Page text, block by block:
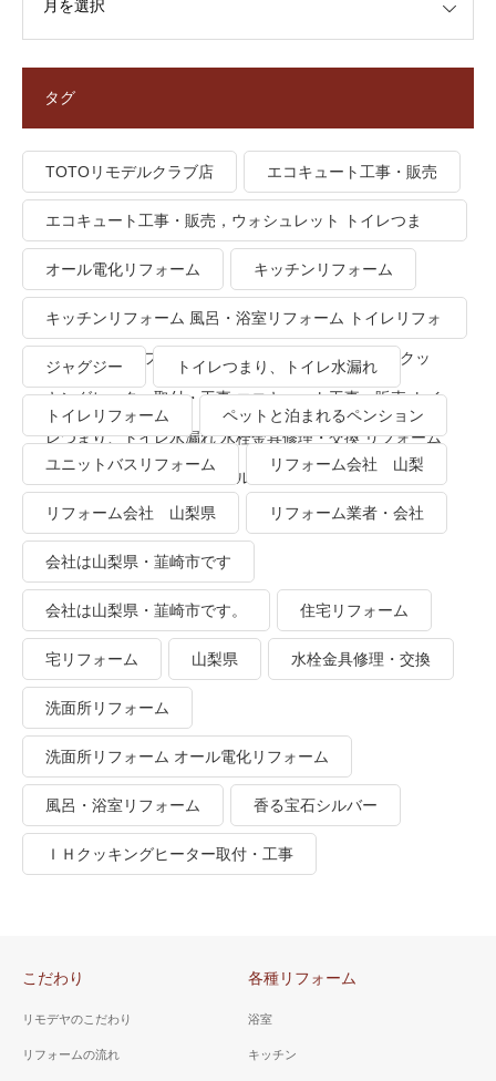
タグ
TOTOリモデルクラブ店 エコキュート工事・販売
エコキュート工事・販売，ウォシュレット トイレつま
り、トイレ水漏れ
オール電化リフォーム キッチンリフォーム
キッチンリフォーム 風呂・浴室リフォーム トイレリフォ
ーム 洗面所リフォーム オール電化リフォーム ＩＨクッ
キングヒーター取付・工事 エコキュート工事・販売 トイ
レつまり、トイレ水漏れ 水栓金具修理・交換 リフォーム
業者・会社 ＴＯＴＯリモデルクラブ
ジャグジー トイレつまり、トイレ水漏れ
トイレリフォーム ペットと泊まれるペンション
ユニットバスリフォーム リフォーム会社 山梨
リフォーム会社 山梨県 リフォーム業者・会社
会社は山梨県・韮崎市です
会社は山梨県・韮崎市です。 住宅リフォーム
宅リフォーム 山梨県 水栓金具修理・交換
洗面所リフォーム
洗面所リフォーム オール電化リフォーム
風呂・浴室リフォーム 香る宝石シルバー
ＩＨクッキングヒーター取付・工事
こだわり
リモデヤのこだわり
リフォームの流れ
各種リフォーム
浴室
キッチン